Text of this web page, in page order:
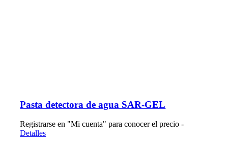
Pasta detectora de agua SAR-GEL
Registrarse en "Mi cuenta" para conocer el precio -
Detalles